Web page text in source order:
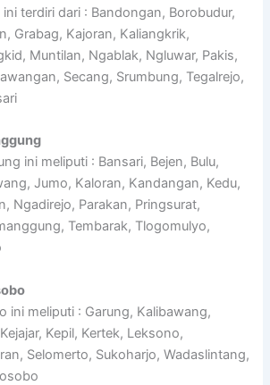
terdiri dari : Bandongan, Borobudur,
Grabag, Kajoran, Kaliangkrik,
Muntilan, Ngablak, Ngluwar, Pakis,
Secang, Srumbung, Tegalrejo,
ini meliputi : Bansari, Bejen, Bulu,
Jumo, Kaloran, Kandangan, Kedu,
Ngadirejo, Parakan, Pringsurat,
Tembarak, Tlogomulyo,
ini meliputi : Garung, Kalibawang,
Kepil, Kertek, Leksono,
Selomerto, Sukoharjo, Wadaslintang,